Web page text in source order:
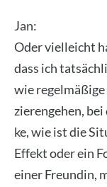
Jan:
Oder viel­leicht
dass ich
wie
zie­ren­ge­hen,
ke, wie ist die
Effekt oder ein
einer Freun­din,